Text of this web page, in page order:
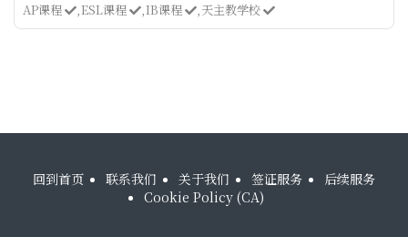
AP课程
ESL课程 IB课程 天主教学校
回到首页 联系我们 关于我们 签证服务
后续服务
Cookie Policy (CA)